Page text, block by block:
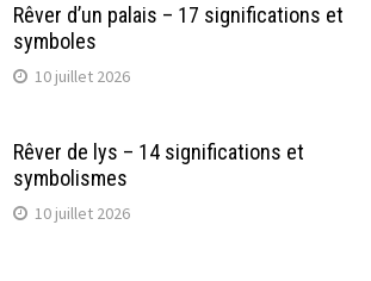
Rêver d’un palais – 17 significations et
symboles
10 juillet 2026
Rêver de lys – 14 significations et
symbolismes
10 juillet 2026